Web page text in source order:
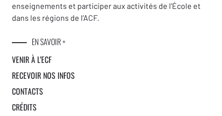
SLPCF–Loretta Biondi
La pandémie et la NLS –
Ne pas perdre l’horizon du symptôme –
Ventura
enseignements et participer aux activités de l’École et
dans les régions de l’ACF.
EN SAVOIR +
VENIR À L’ECF
RECEVOIR NOS INFOS
CONTACTS
CRÉDITS